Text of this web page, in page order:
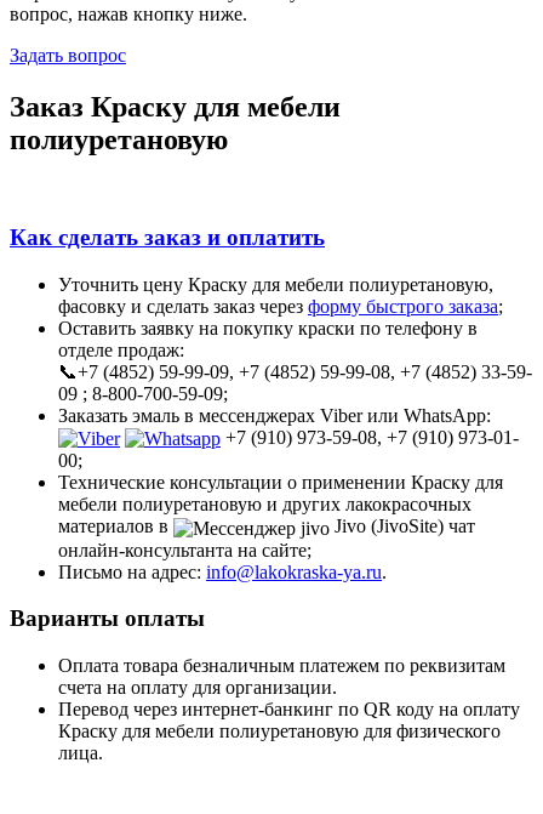
вопрос, нажав кнопку ниже.
Задать вопрос
Заказ Краску для мебели
полиуретановую
Как сделать заказ и оплатить
Уточнить цену Краску для мебели полиуретановую,
фасовку и сделать заказ через форму быстрого заказа;
Оставить заявку на покупку краски по телефону в
отделе продаж:
📞+7 (4852) 59-99-09, +7 (4852) 59-99-08, +7 (4852) 33-59-
09 ; 8-800-700-59-09;
Заказать эмаль в мессенджерах Viber или WhatsApp:
+7 (910) 973-59-08, +7 (910) 973-01-
00;
Технические консультации о применении Краску для
мебели полиуретановую и других лакокрасочных
материалов в
Jivo (JivoSite) чат
онлайн-консультанта на сайте;
Письмо на адрес: info@lakokraska-ya.ru.
Варианты оплаты
Оплата товара безналичным платежем по реквизитам
счета на оплату для организации.
Перевод через интернет-банкинг по QR коду на оплату
Краску для мебели полиуретановую для физического
лица.